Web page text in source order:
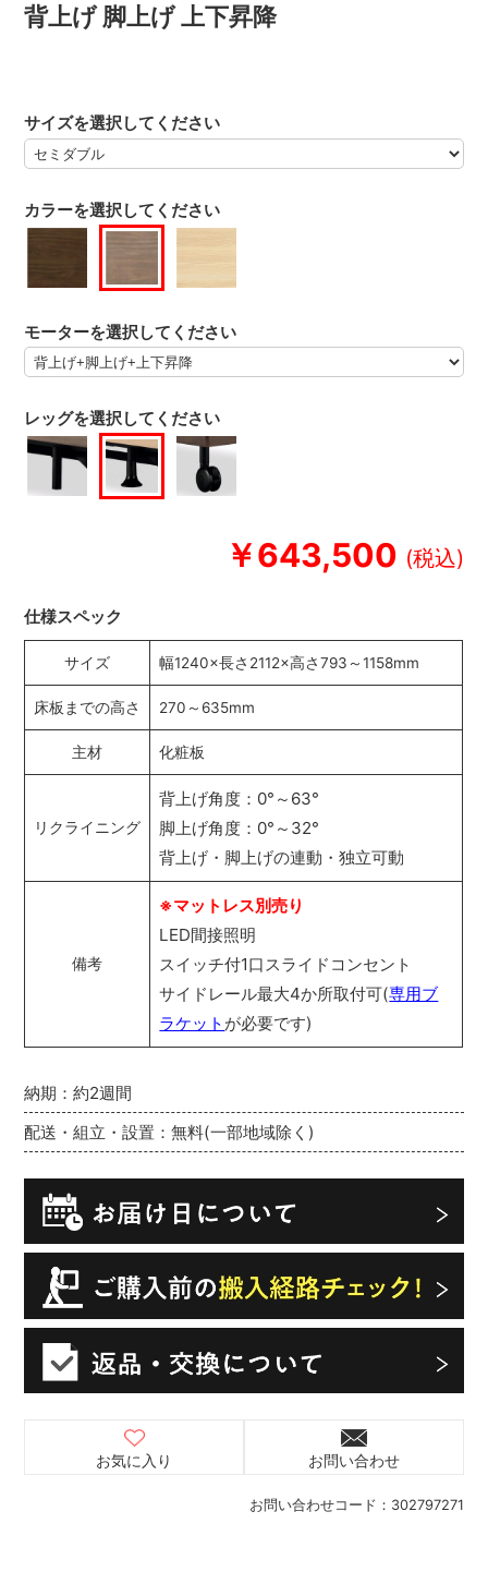
背上げ 脚上げ 上下昇降
￥643,500
お問い合わせコード： 302797271
納期：約2週間
配送・組立・設置：無料(一部地域除く)
カラーを選択してください
サイズを選択してください
モーターを選択してください
レッグを選択してください
お気に入り お問い合わせ
仕様スペック
サイズ 幅1240×長さ2112×高さ793～1158mm
床板までの高さ 270～635mm
主材 化粧板
リクライニング
背上げ角度：0°～63°
脚上げ角度：0°～32°
背上げ・脚上げの連動・独立可動
備考
※マットレス別売り
LED間接照明
スイッチ付1口スライドコンセント
サイドレール最大4か所取付可(専用ブ
ラケット が必要です)